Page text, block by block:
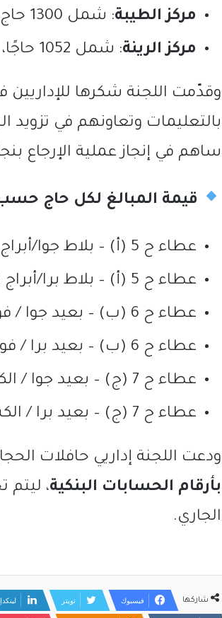
مركز الطيبة: شمل 1300 حاج، بمبلغ إجمالي قدره
مركز الرينة: شمل 1052 حاجًا، بمبلغ إجمالي قدره
وقدّمت اللجنة شكرها للإداريين
بالتعليمات وتعاونهم في تزويد
ساهم في إنجاز عملية الإرجاع
قيمة المبالغ لكل حاج
عطاء ح 5 (أ) – بلاط جوا/أبراج قريبة من الحرم:
عطاء ح 5 (أ) – بلاط برا/أبراج قريبة من الحرم:
عطاء ح 6 (ب) – بعيد جوا / فوكو:
عطاء ح 6 (ب) – بعيد برا / فوكو:
عطاء ح 7 (ج) – بعيد جوا / الكسوة صلة البيت:
عطاء ح 7 (ج) – بعيد برا / الكسوة صلة البيت:
ودعت اللجنة إداريي حافلات
بأرقام الحسابات البنكية، ليتم
الجاري.
شاركها فيسبوك تويتر